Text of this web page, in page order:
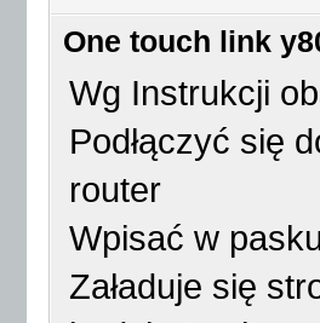
One touch link
Wg Instrukcji
Podłączyć się
router
Wpisać w
Załaduje się